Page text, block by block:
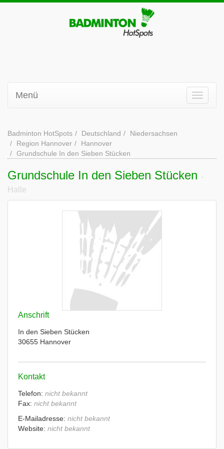
Menü
Badminton HotSpots Deutschland
Niedersachsen
Region Hannover
Hannover
Grundschule In den Sieben Stücken
Grundschule In den Sieben Stücken -
Halle
Anschrift
In den Sieben Stücken
30655 Hannover
Kontakt
Telefon: nicht bekannt
Fax: nicht bekannt
E-Mailadresse: nicht bekannt
Website: nicht bekannt